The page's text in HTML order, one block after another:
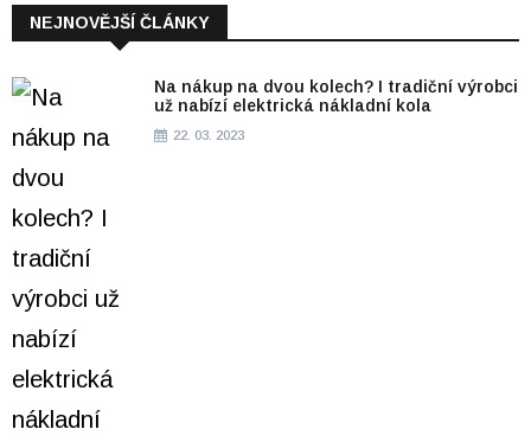
NEJNOVĚJŠÍ ČLÁNKY
Na nákup na dvou kolech? I tradiční výrobci
už nabízí elektrická nákladní kola
22. 03. 2023